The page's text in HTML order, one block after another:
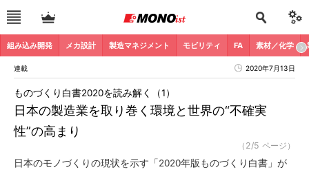
組み込み開発 メカ設計 製造マネジメント モビリティ FA 素材／化学
連載 2020年7月13日
日本の製造業を取り巻く環境と世界の“不確実
性”の高まり
ものづくり白書2020を読み解く（1）
（2/5 ページ）
日本のモノづくりの現状を示す「2020年版ものづくり白書」が